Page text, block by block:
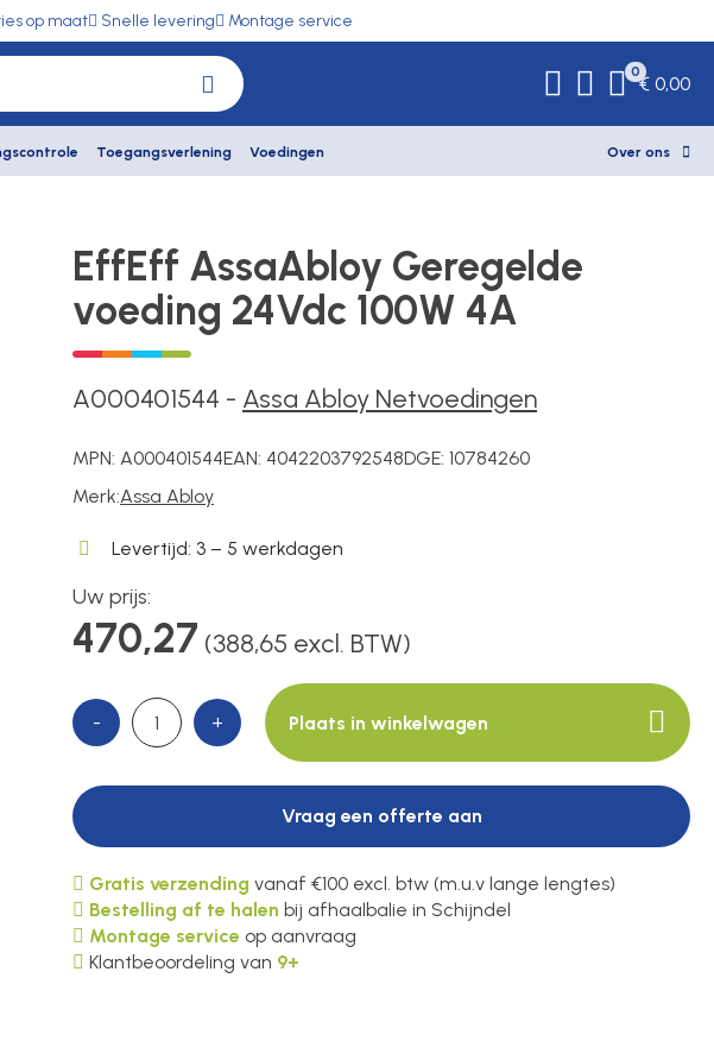
op maat Snelle levering Montage service
0
€ 0,00
Toegangsverlening Voedingen Over ons
EffEff AssaAbloy Geregelde
voeding 24Vdc 100W 4A
A000401544 - Assa Abloy Netvoedingen
MPN: A000401544EAN: 4042203792548DGE: 10784260
Merk:Assa Abloy
Levertijd: 3 – 5 werkdagen
Uw prijs:
470,27 (388,65 excl. BTW)
- + Plaats in winkelwagen
Vraag een offerte aan
Gratis verzending vanaf €100 excl. btw (m.u.v lange lengtes)
Bestelling af te halen bij afhaalbalie in Schijndel
Montage service op aanvraag
Klantbeoordeling van 9+